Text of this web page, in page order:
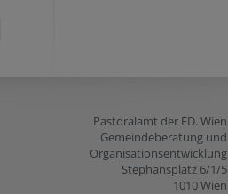
Pastoralamt der ED. Wien
Gemeindeberatung und
Organisationsentwicklung
Stephansplatz 6/1/5
1010 Wien